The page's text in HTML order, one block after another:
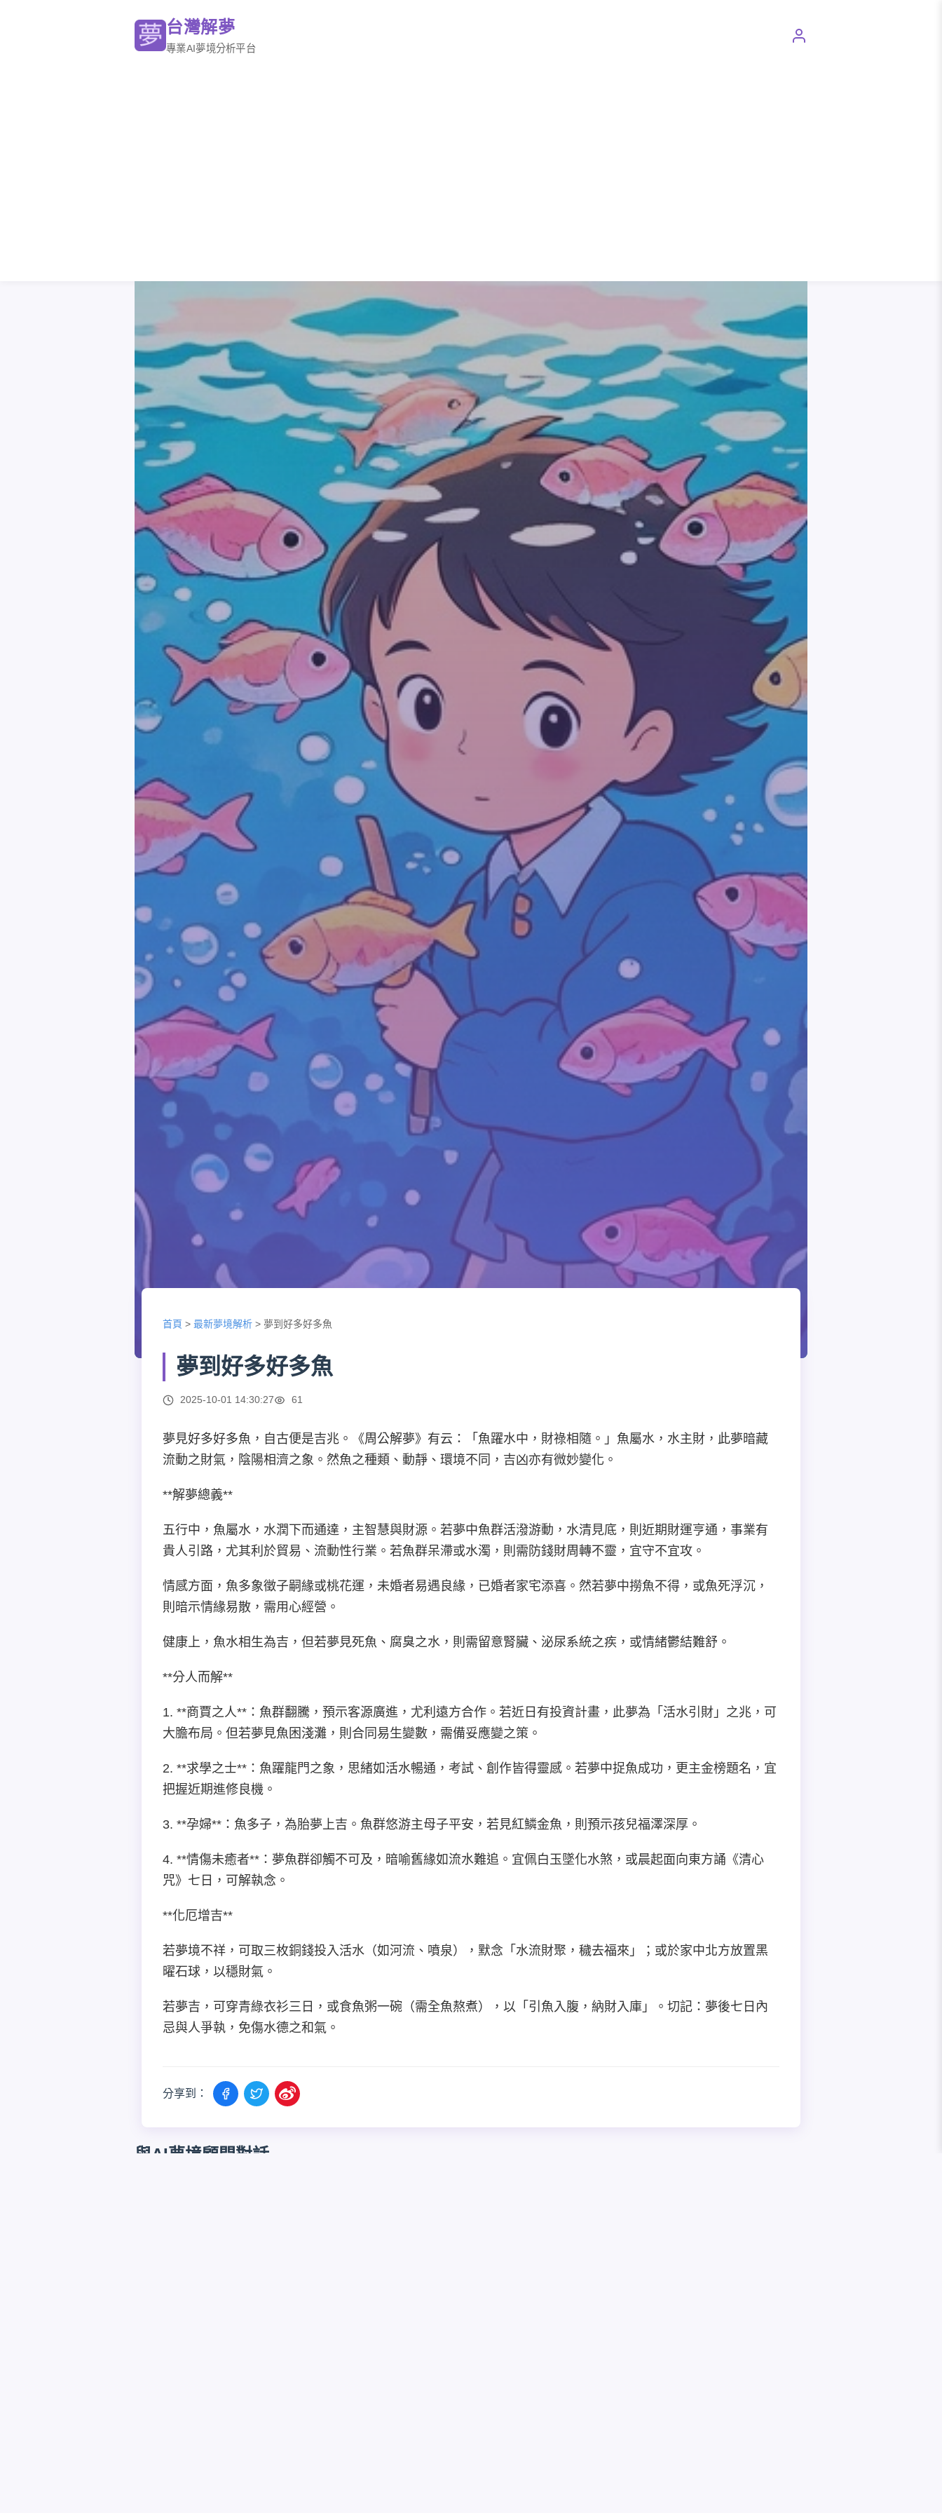
台灣解夢
專業AI夢境分析平台
首頁 > 最新夢境解析 > 夢到好多好多魚
夢到好多好多魚
2025-10-01 14:30:27 61
夢見好多好多魚，自古便是吉兆。《周公解夢》有云：「魚躍水中，財祿相隨。」魚屬水，水主財，此夢暗藏
流動之財氣，陰陽相濟之象。然魚之種類、動靜、環境不同，吉凶亦有微妙變化。
**解夢總義**
五行中，魚屬水，水潤下而通達，主智慧與財源。若夢中魚群活潑游動，水清見底，則近期財運亨通，事業有
貴人引路，尤其利於貿易、流動性行業。若魚群呆滯或水濁，則需防錢財周轉不靈，宜守不宜攻。
情感方面，魚多象徵子嗣緣或桃花運，未婚者易遇良緣，已婚者家宅添喜。然若夢中撈魚不得，或魚死浮沉，
則暗示情緣易散，需用心經營。
健康上，魚水相生為吉，但若夢見死魚、腐臭之水，則需留意腎臟、泌尿系統之疾，或情緒鬱結難舒。
**分人而解**
1. **商賈之人**：魚群翻騰，預示客源廣進，尤利遠方合作。若近日有投資計畫，此夢為「活水引財」之兆，可
大膽布局。但若夢見魚困淺灘，則合同易生變數，需備妥應變之策。
2. **求學之士**：魚躍龍門之象，思緒如活水暢通，考試、創作皆得靈感。若夢中捉魚成功，更主金榜題名，宜
把握近期進修良機。
3. **孕婦**：魚多子，為胎夢上吉。魚群悠游主母子平安，若見紅鱗金魚，則預示孩兒福澤深厚。
4. **情傷未癒者**：夢魚群卻觸不可及，暗喻舊緣如流水難追。宜佩白玉墜化水煞，或晨起面向東方誦《清心
咒》七日，可解執念。
**化厄增吉**
若夢境不祥，可取三枚銅錢投入活水（如河流、噴泉），默念「水流財聚，穢去福來」；或於家中北方放置黑
曜石球，以穩財氣。
若夢吉，可穿青綠衣衫三日，或食魚粥一碗（需全魚熬煮），以「引魚入腹，納財入庫」。切記：夢後七日內
忌與人爭執，免傷水德之和氣。
分享到：
與AI夢境顧問對話